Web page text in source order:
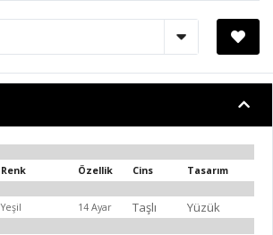
Renk Özellik Cins Tasarım
Yeşil 14 Ayar Taşlı Yüzük